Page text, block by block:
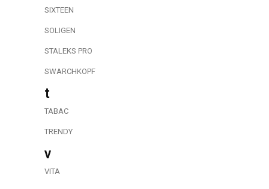
SIXTEEN
SOLIGEN
STALEKS PRO
SWARCHKOPF
t
TABAC
TRENDY
v
VITA